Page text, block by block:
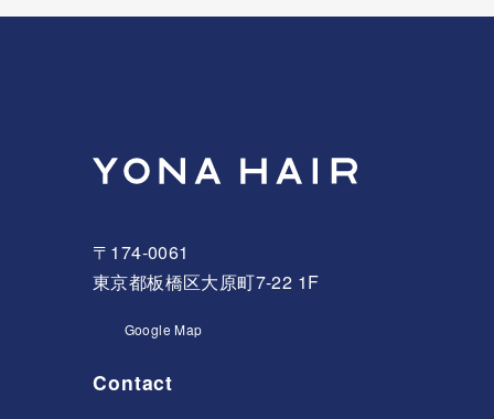
〒174-0061
東京都板橋区大原町7-22 1F
Google Map
Contact